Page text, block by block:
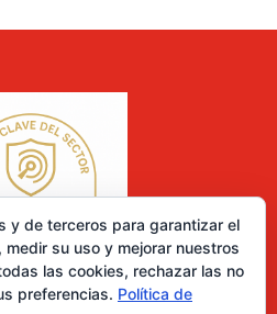
y de terceros para garantizar el
su uso y mejorar nuestros
las cookies, rechazar las no
preferencias. Política de